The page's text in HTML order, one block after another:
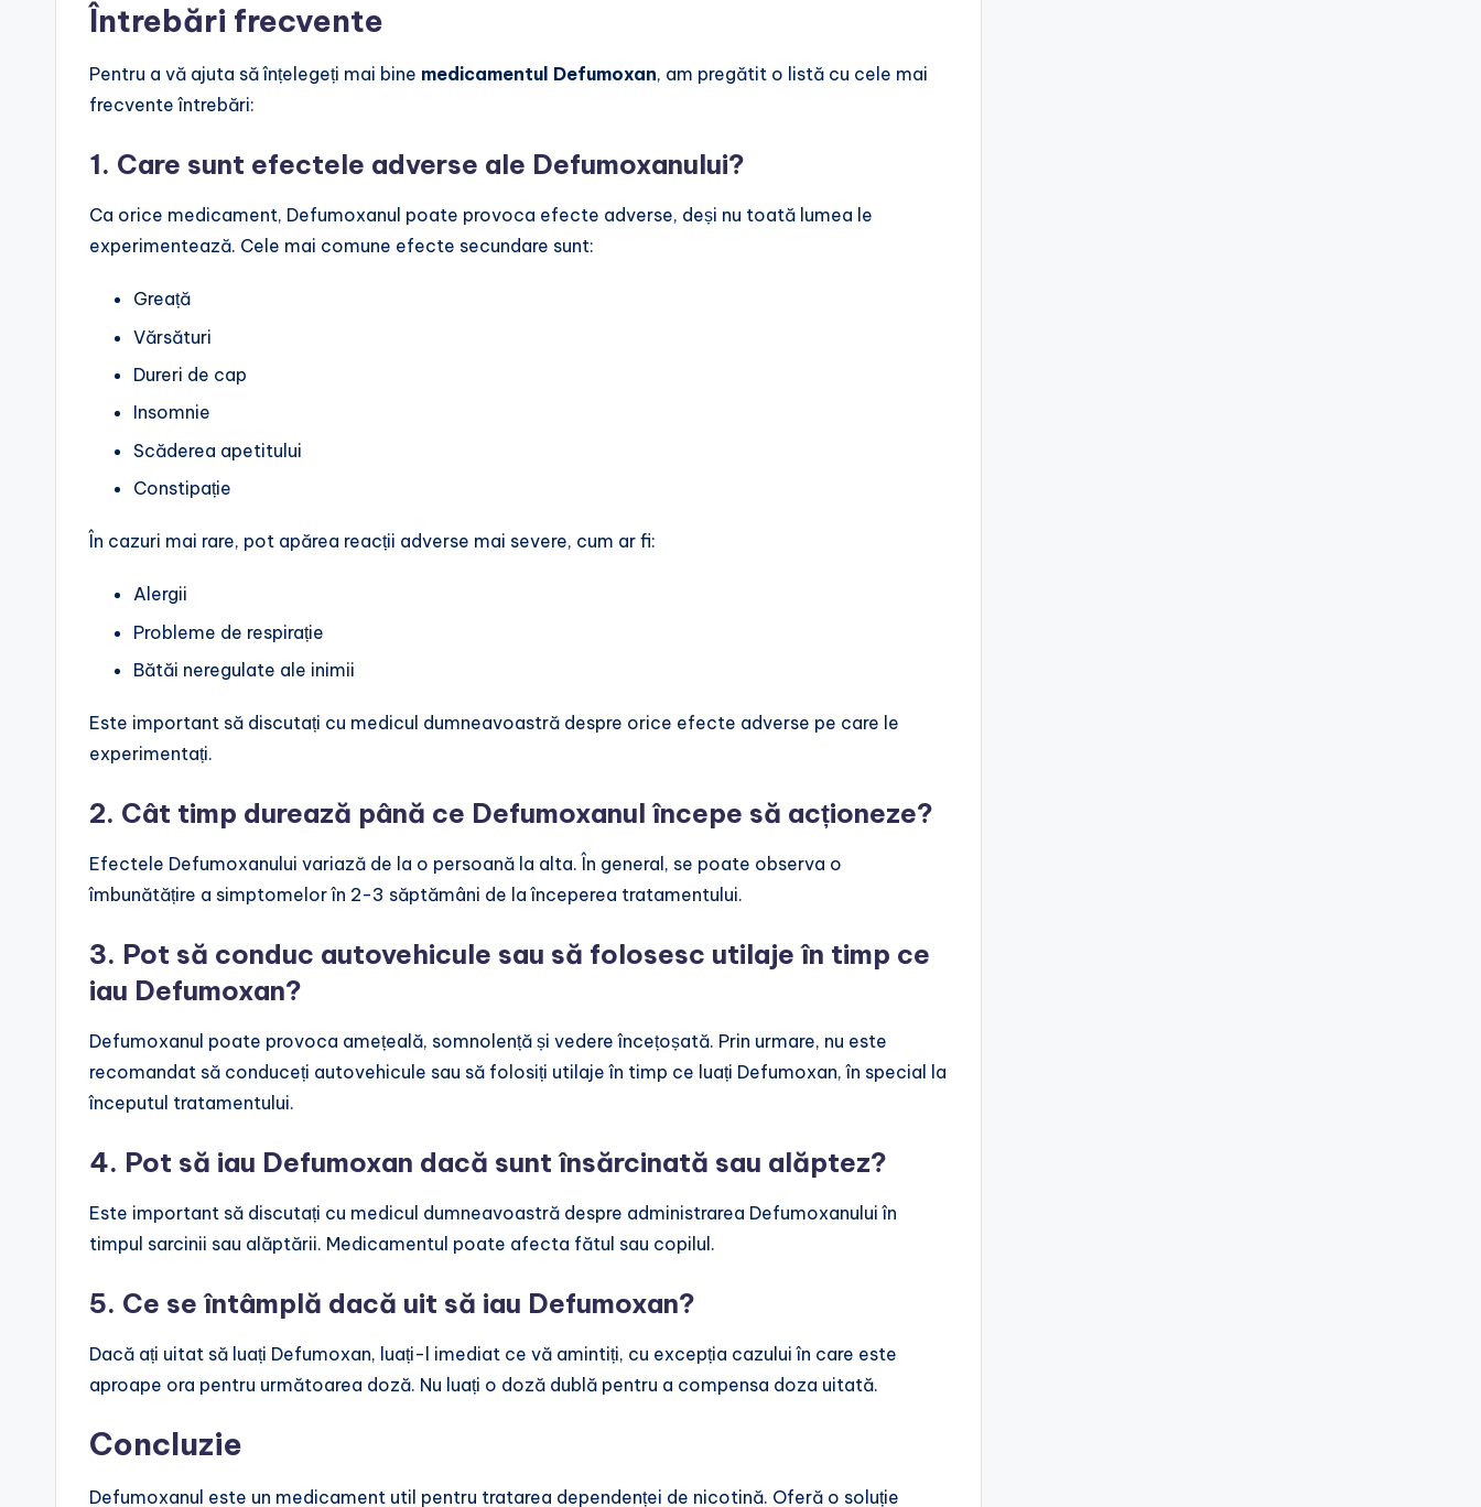
Întrebări frecvente
Pentru a vă ajuta să înțelegeți mai bine medicamentul Defumoxan, am pregătit o listă cu cele mai
frecvente întrebări:
1. Care sunt efectele adverse ale Defumoxanului?
Ca orice medicament, Defumoxanul poate provoca efecte adverse, deși nu toată lumea le
experimentează. Cele mai comune efecte secundare sunt:
Greață
Vărsături
Dureri de cap
Insomnie
Scăderea apetitului
Constipație
În cazuri mai rare, pot apărea reacții adverse mai severe, cum ar fi:
Alergii
Probleme de respirație
Bătăi neregulate ale inimii
Este important să discutați cu medicul dumneavoastră despre orice efecte adverse pe care le
experimentați.
2. Cât timp durează până ce Defumoxanul începe să acționeze?
Efectele Defumoxanului variază de la o persoană la alta. În general, se poate observa o
îmbunătățire a simptomelor în 2-3 săptămâni de la începerea tratamentului.
3. Pot să conduc autovehicule sau să folosesc utilaje în timp ce
iau Defumoxan?
Defumoxanul poate provoca amețeală, somnolență și vedere încețoșată. Prin urmare, nu este
recomandat să conduceți autovehicule sau să folosiți utilaje în timp ce luați Defumoxan, în special la
începutul tratamentului.
4. Pot să iau Defumoxan dacă sunt însărcinată sau alăptez?
Este important să discutați cu medicul dumneavoastră despre administrarea Defumoxanului în
timpul sarcinii sau alăptării. Medicamentul poate afecta fătul sau copilul.
5. Ce se întâmplă dacă uit să iau Defumoxan?
Dacă ați uitat să luați Defumoxan, luați-l imediat ce vă amintiți, cu excepția cazului în care este
aproape ora pentru următoarea doză. Nu luați o doză dublă pentru a compensa doza uitată.
Concluzie
Defumoxanul este un medicament util pentru tratarea dependenței de nicotină. Oferă o soluție